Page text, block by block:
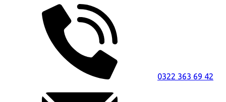
0322 363 69 42